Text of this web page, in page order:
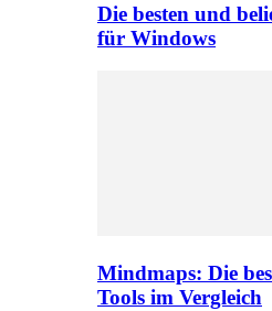
Die besten und
für Windows
Mindmaps: Die
Tools im Vergleich